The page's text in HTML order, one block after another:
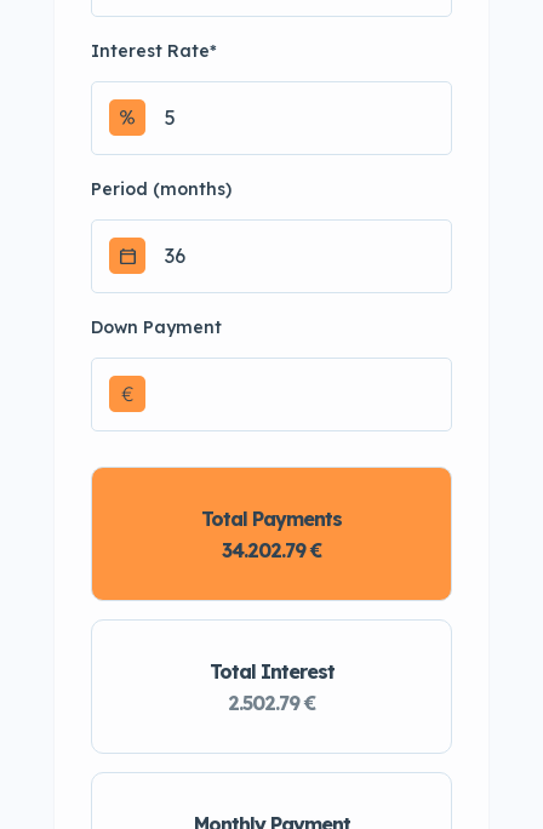
Interest Rate*
Period (months)
Down Payment
€
Monthly Payment
Total Interest
2.502.79 €
Total Payments
34.202.79 €